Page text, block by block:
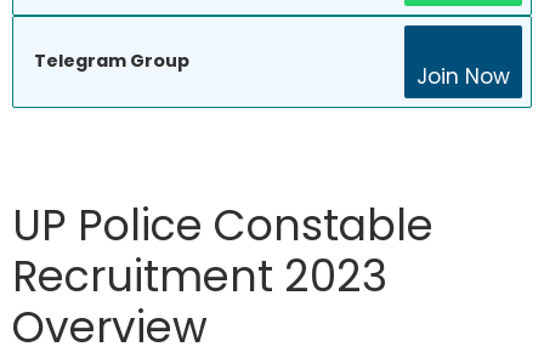
Telegram Group
Join Now
UP Police Constable
Recruitment 2023
Overview